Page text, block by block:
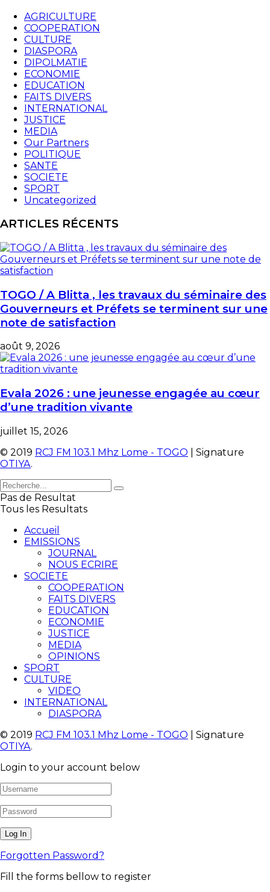
AGRICULTURE
COOPERATION
CULTURE
DIASPORA
DIPOLMATIE
ECONOMIE
EDUCATION
FAITS DIVERS
INTERNATIONAL
JUSTICE
MEDIA
Our Partners
POLITIQUE
SANTE
SOCIETE
SPORT
Uncategorized
ARTICLES RÉCENTS
TOGO / A Blitta , les travaux du séminaire des
Gouverneurs et Préfets se terminent sur une
note de satisfaction
août 9, 2026
Evala 2026 : une jeunesse engagée au cœur
d’une tradition vivante
juillet 15, 2026
© 2019 RCJ FM 103.1 Mhz Lome - TOGO | Signature
OTIYA.
Pas de Resultat
Tous les Resultats
Accueil
EMISSIONS
JOURNAL
NOUS ECRIRE
SOCIETE
COOPERATION
FAITS DIVERS
EDUCATION
ECONOMIE
JUSTICE
MEDIA
OPINIONS
SPORT
CULTURE
VIDEO
INTERNATIONAL
DIASPORA
© 2019 RCJ FM 103.1 Mhz Lome - TOGO | Signature
OTIYA.
Login to your account below
Forgotten Password?
Fill the forms bellow to register